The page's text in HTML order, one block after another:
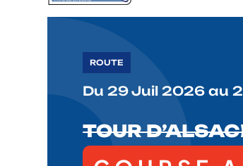
ROUTE
Du 29 Juil 2026 au
TOUR